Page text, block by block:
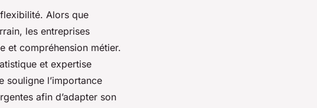
Alors que
les entreprises
et compréhension métier.
et expertise
souligne l’importance
afin d’adapter son